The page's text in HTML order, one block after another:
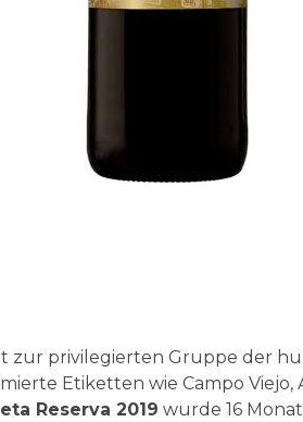
zur privilegierten Gruppe der
Etiketten wie Campo
Reserva 2019 wurde 16